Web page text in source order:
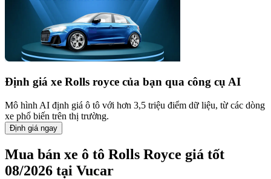
Định giá xe Rolls royce của bạn qua công cụ AI
Mô hình AI định giá ô tô với hơn 3,5 triệu điểm dữ liệu, từ các dòng
xe phổ biến trên thị trường.
Định giá ngay
Mua bán xe ô tô Rolls Royce giá tốt
08/2026 tại Vucar